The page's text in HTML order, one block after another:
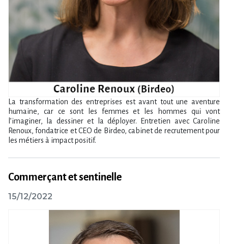
La transformation des entreprises est avant tout une aventure
humaine, car ce sont les femmes et les hommes qui vont
l’imaginer, la dessiner et la déployer. Entretien avec Caroline
Renoux, fondatrice et CEO de Birdeo, cabinet de recrutement pour
les métiers à impact positif.
Commerçant et sentinelle
15/12/2022